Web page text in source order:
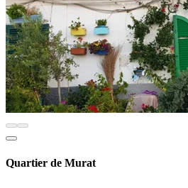
Quartier de Murat